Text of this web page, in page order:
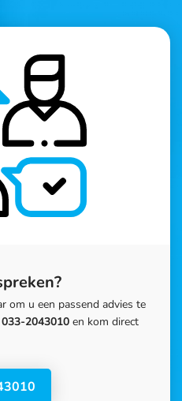
om u een passend advies te
033-2043010 en kom direct